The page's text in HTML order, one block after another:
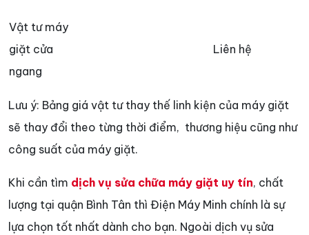
Vật tư máy
giặt cửa
ngang
Liên hệ
Lưu ý: Bảng giá vật tư thay thế linh kiện của máy giặt
sẽ thay đổi theo từng thời điểm, thương hiệu cũng như
công suất của máy giặt.
Khi cần tìm dịch vụ sửa chữa máy giặt uy tín, chất
lượng tại quận Bình Tân thì Điện Máy Minh chính là sự
lựa chọn tốt nhất dành cho bạn. Ngoài dịch vụ sửa